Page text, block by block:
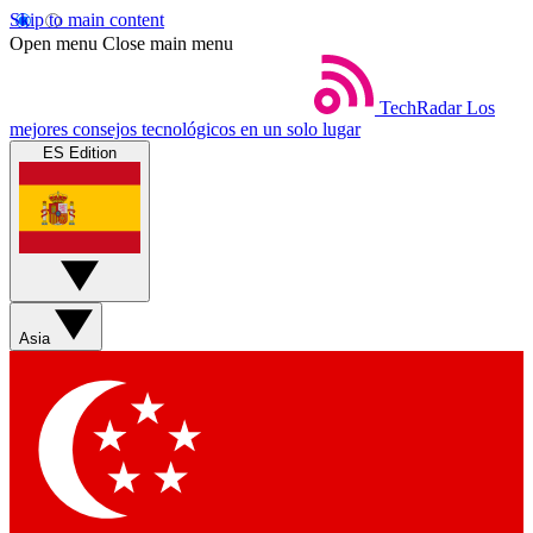
Skip to main content
Open menu Close main menu
TechRadar Los
mejores consejos tecnológicos en un solo lugar
ES Edition
Asia